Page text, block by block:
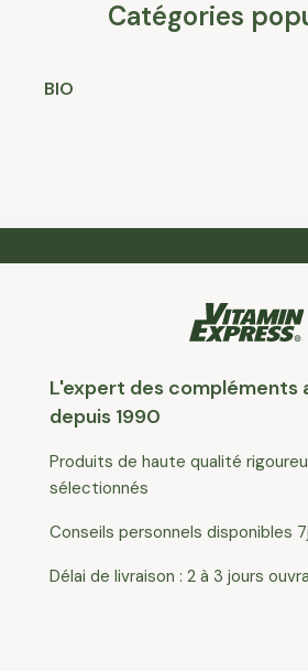
Catégories
BIO
L'expert des compléments
depuis 1990
Produits de haute qualité
sélectionnés
Conseils personnels disponibles
Délai de livraison : 2 à 3 jours